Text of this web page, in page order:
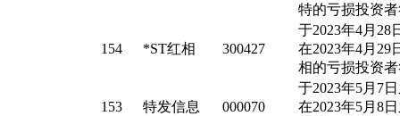
特的亏损投资
154 *ST红相 300427
于2023年4月28
在2023年4月29
相的亏损投资
153 特发信息 000070
于2023年5月7
在2023年5月8